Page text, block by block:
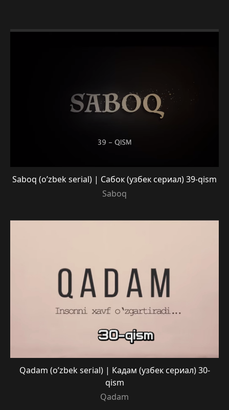
Saboq (o’zbek serial) | Сабок (узбек сериал) 39-qism
Saboq
Qadam (o’zbek serial) | Кадам (узбек сериал) 30-
qism
Qadam